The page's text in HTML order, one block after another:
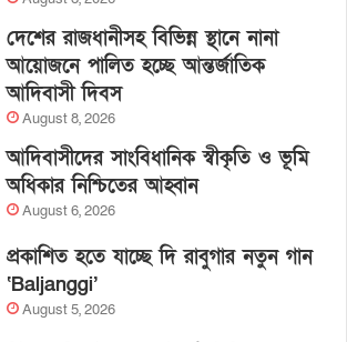
দেশের রাজধানীসহ বিভিন্ন স্থানে নানা
আয়োজনে পালিত হচ্ছে আন্তর্জাতিক
আদিবাসী দিবস
August 8, 2026
আদিবাসীদের সাংবিধানিক স্বীকৃতি ও ভূমি
অধিকার নিশ্চিতের আহ্বান
August 6, 2026
প্রকাশিত হতে যাচ্ছে দি রাবুগার নতুন গান
‘Baljanggi’
August 5, 2026